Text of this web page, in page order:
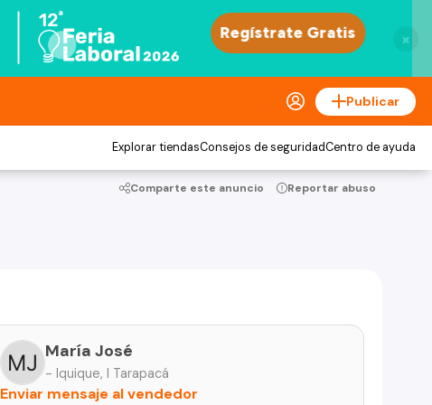
×
Publicar
Explorar tiendasConsejos de seguridadCentro de ayuda
Comparte este anuncio Reportar abuso
María José
- Iquique, I Tarapacá
Enviar mensaje al vendedor